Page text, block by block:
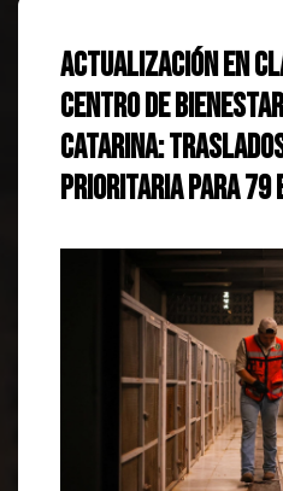
Actualización en
Centro de
Catarina:
Prioritaria para 79